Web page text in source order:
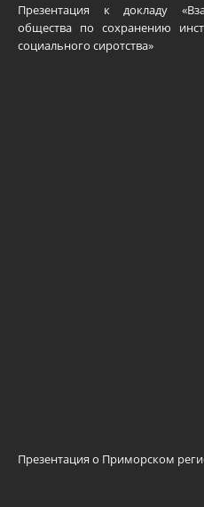
Презентация к докладу
общества по сохранению
социального сиротства»
Презентация о Приморском